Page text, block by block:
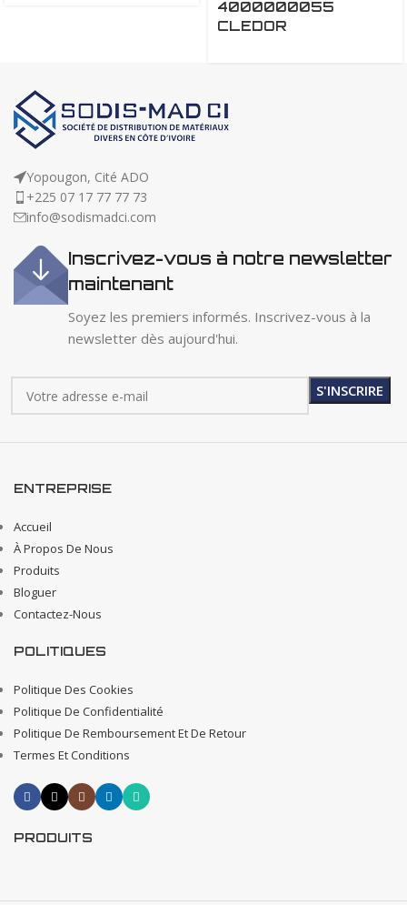
4000000055
CLEDOR
Yopougon, Cité ADO
+225 07 17 77 77 73
info@sodismadci.com
Inscrivez-vous à notre newsletter
maintenant
Soyez les premiers informés. Inscrivez-vous à la
newsletter dès aujourd'hui.
ENTREPRISE
Accueil
À Propos De Nous
Produits
Bloguer
Contactez-Nous
POLITIQUES
Politique Des Cookies
Politique De Confidentialité
Politique De Remboursement Et De Retour
Termes Et Conditions
PRODUITS